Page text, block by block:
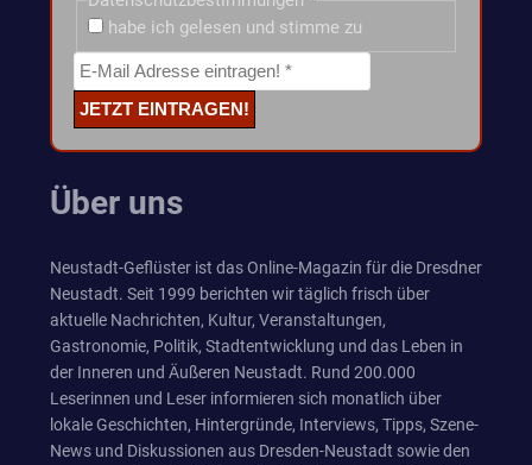
habe ich gelesen und stimme zu
Über uns
Neustadt-Geflüster ist das Online-Magazin für die Dresdner
Neustadt. Seit 1999 berichten wir täglich frisch über
aktuelle Nachrichten, Kultur, Veranstaltungen,
Gastronomie, Politik, Stadtentwicklung und das Leben in
der Inneren und Äußeren Neustadt. Rund 200.000
Leserinnen und Leser informieren sich monatlich über
lokale Geschichten, Hintergründe, Interviews, Tipps, Szene-
News und Diskussionen aus Dresden-Neustadt sowie den